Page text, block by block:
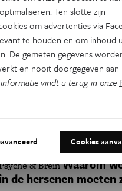
Trending
Een bakkerij op
van de aarde
insecten in de winter?
& BreinWaarom
de hersenen moeten
Ten slotte zijn
om advertenties via
te houden en om inhoud
De gemeten gegevens
en nooit doorgegeven aan
vindt u terug in onze
Cookies